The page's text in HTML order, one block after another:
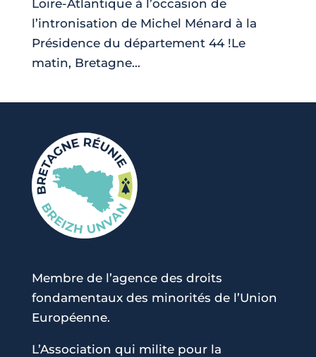
Loire-Atlantique à l’occasion de
l’intronisation de Michel Ménard à la
Présidence du département 44 !Le
matin, Bretagne...
Membre de l’agence des droits
fondamentaux des minorités de l’Union
Européenne.
L’Association qui milite pour la